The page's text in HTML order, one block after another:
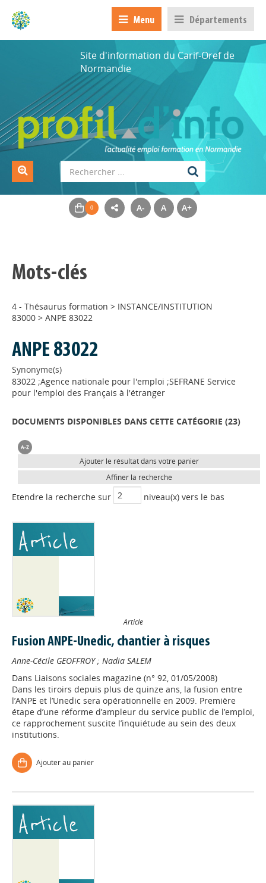
Menu Départements
Site d'information du Carif-Oref de
Normandie
A- A A+
Mots-clés
4 - Thésaurus formation > INSTANCE/INSTITUTION
83000 > ANPE 83022
ANPE 83022
Synonyme(s)
83022 ;Agence nationale pour l'emploi ;SEFRANE Service
pour l'emploi des Français à l'étranger
DOCUMENTS DISPONIBLES DANS CETTE CATÉGORIE (23)
Ajouter le résultat dans votre panier
Affiner la recherche
Etendre la recherche sur niveau(x) vers le bas
Article
Fusion ANPE-Unedic, chantier à risques
Anne-Cécile GEOFFROY; Nadia SALEM
Dans Liaisons sociales magazine (n° 92, 01/05/2008)
Dans les tiroirs depuis plus de quinze ans, la fusion entre
l’ANPE et l’Unedic sera opérationnelle en 2009. Première
étape d’une réforme d’ampleur du service public de l’emploi,
ce rapprochement suscite l’inquiétude au sein des deux
institutions.
Ajouter au panier